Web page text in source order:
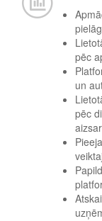
pēc
un
pēc